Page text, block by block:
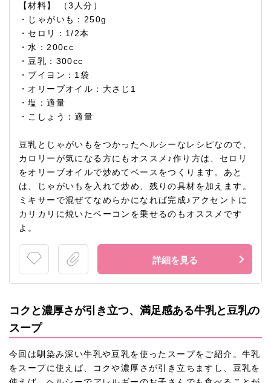
【材料】 （3人分）
・じゃがいも：250g
・セロリ：1/2本
・水：200cc
・豆乳：300cc
・ブイヨン：1袋
・オリーブオイル：大さじ1
・塩：適量
・こしょう：適量
豆乳とじゃがいもをつかったヘルシーなレシピなので、
カロリーが気になる方にもオススメ♪作り方は、セロリ
をオリーブオイルで炒めてベースをつくります。あと
は、じゃがいもを入れて炒め、残りの具材を加えます。
ミキサーで混ぜてなめらかになれば完成♪アクセントに
カリカリに焼いたベーコンを乗せるのもオススメです
よ。
詳細を見る
コクと濃厚さが引き立つ、満足感ある牛乳と豆乳の
スープ
今回は馴染み深い牛乳や豆乳を使ったスープをご紹介。牛乳
をスープに使えば、コクや濃厚さが引き立ちますし、豆乳を